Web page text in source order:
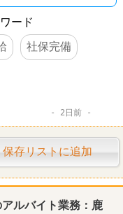
ード
社保完備
2日前
保存リストに追加
ルバイト業務： 鹿